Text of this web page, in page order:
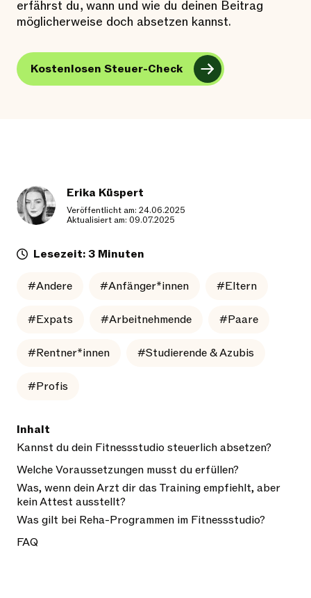
erfährst du, wann und wie du deinen Beitrag
möglicherweise doch absetzen kannst.
Kostenlosen Steuer-Check
Erika Küspert
Veröffentlicht am: 24.06.2025
Aktualisiert am: 09.07.2025
Lesezeit: 3 Minuten
#Andere #Anfänger*innen #Eltern
#Expats #Arbeitnehmende #Paare
#Rentner*innen #Studierende & Azubis
#Profis
Inhalt
Kannst du dein Fitnessstudio steuerlich absetzen?
Welche Voraussetzungen musst du erfüllen?
Was, wenn dein Arzt dir das Training empfiehlt, aber
kein Attest ausstellt?
Was gilt bei Reha-Programmen im Fitnessstudio?
FAQ